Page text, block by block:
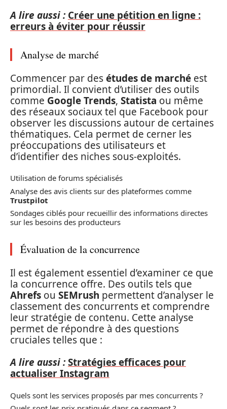
A lire aussi : Créer une pétition en ligne :
erreurs à éviter pour réussir
Analyse de marché
Commencer par desétudes de marché est
primordial. Il convient d’utiliser des outils
comme Google Trends, Statista ou même
des réseaux sociaux tel que Facebook pour
observer les discussions autour de certaines
thématiques. Cela permet de cerner les
préoccupations des utilisateurs et
d’identifier des niches sous-exploités.
Utilisation de forums spécialisés
Analyse des avis clients sur des plateformes comme
Trustpilot
Sondages ciblés pour recueillir des informations directes
sur les besoins des producteurs
Évaluation de la concurrence
Il est également essentiel d’examiner ce que
la concurrence offre. Des outils tels que
Ahrefs ou SEMrush permettent d’analyser le
classement des concurrents et comprendre
leur stratégie de contenu. Cette analyse
permet de répondre à des questions
cruciales telles que :
A lire aussi :Stratégies efficaces pour
actualiser Instagram
Quels sont les services proposés par mes concurrents ?